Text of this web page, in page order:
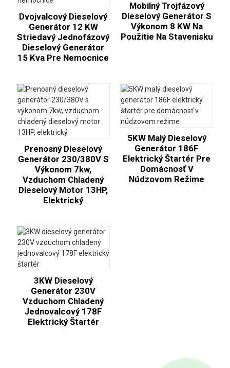
Dvojvalcový Dieselový
Generátor 12 KW
Striedavý Jednofázový
Dieselový Generátor
15 Kva Pre Nemocnice
Mobilný Trojfázový
Dieselový Generátor S
Výkonom 8 KW Na
Použitie Na Stavenisku
Prenosný Dieselový
Generátor 230/380V S
Výkonom 7kw,
Vzduchom Chladený
Dieselový Motor 13HP,
Elektrický
5KW Malý Dieselový
Generátor 186F
Elektrický Štartér Pre
Domácnosť V
Núdzovom Režime
3KW Dieselový
Generátor 230V
Vzduchom Chladený
Jednovalcový 178F
Elektrický Štartér